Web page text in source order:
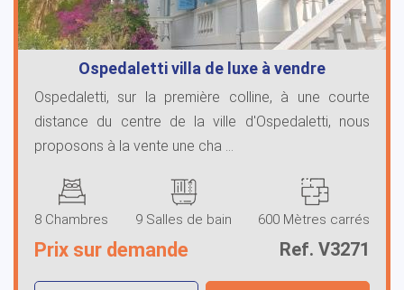
Ospedaletti villa de luxe à vendre
Ospedaletti, sur la première colline, à une courte
distance du centre de la ville d'Ospedaletti, nous
proposons à la vente une cha ...
8 Chambres 9 Salles de bain 600 Mètres carrés
Prix sur demande Ref. V3271